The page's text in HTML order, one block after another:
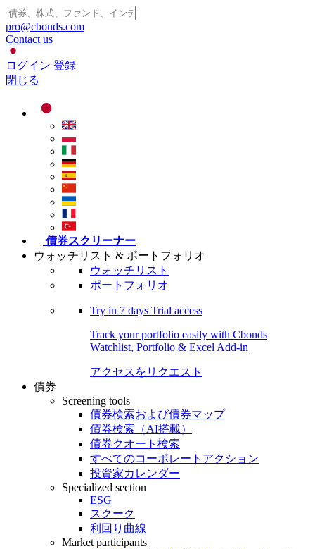
pro@cbonds.com
Contact us
ログイン 登録
閉じる
債券スクリーナー
ウォッチリスト & ポートフォリオ
ウォッチリスト
ポートフォリオ
Try in 7 days Trial access
Track your portfolio easily with Cbonds
Watchlist, Portfolio & Excel Add-in
アクセスをリクエスト
債券
Screening tools
債券検索および債券マップ
債券検索（AI搭載）
債券クオート検索
すべてのコーポレートアクション
投資家カレンダー
Specialized section
ESG
スクーク
利回り曲線
Market participants